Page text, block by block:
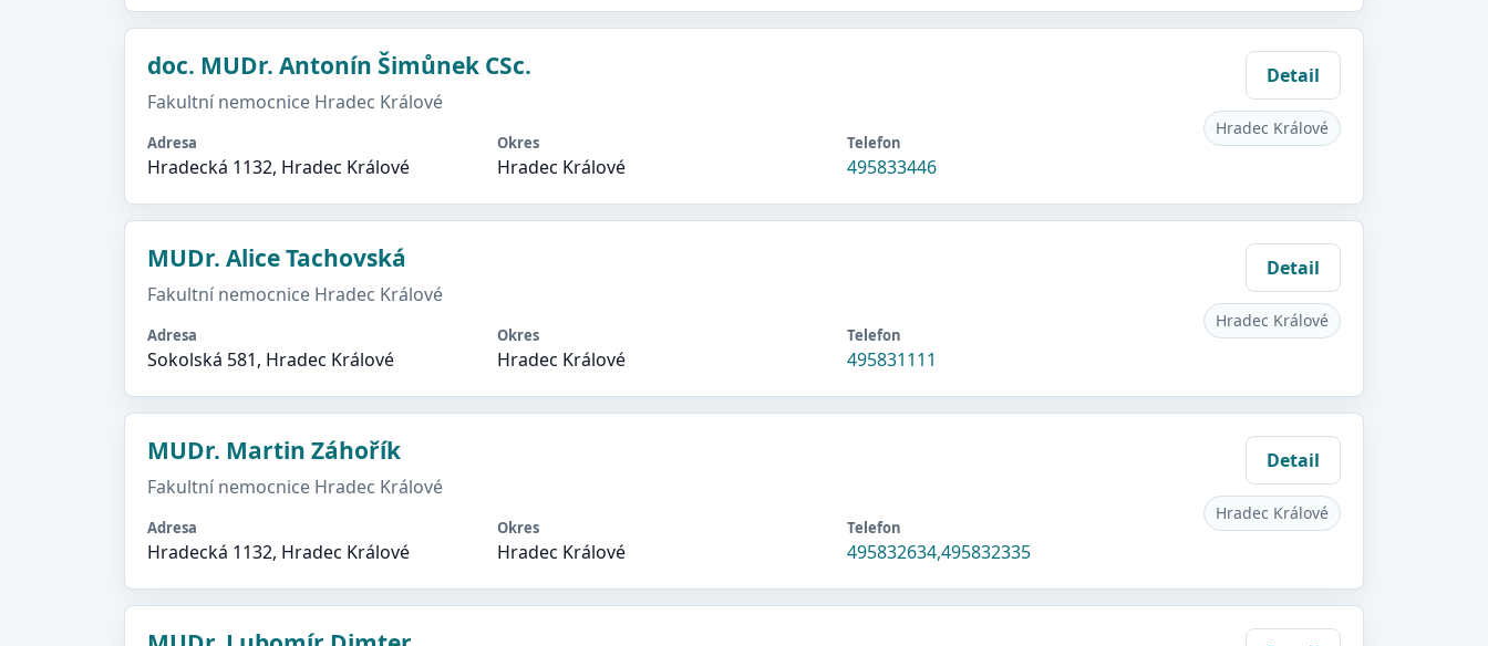
doc. MUDr. Antonín Šimůnek CSc.
Fakultní nemocnice Hradec Králové
Adresa
Hradecká 1132, Hradec Králové
Okres
Hradec Králové
Telefon
495833446
Detail
Hradec Králové
MUDr. Alice Tachovská
Fakultní nemocnice Hradec Králové
Adresa
Sokolská 581, Hradec Králové
Okres
Hradec Králové
Telefon
495831111
Detail
Hradec Králové
MUDr. Martin Záhořík
Fakultní nemocnice Hradec Králové
Adresa
Hradecká 1132, Hradec Králové
Okres
Hradec Králové
Telefon
495832634,495832335
Detail
Hradec Králové